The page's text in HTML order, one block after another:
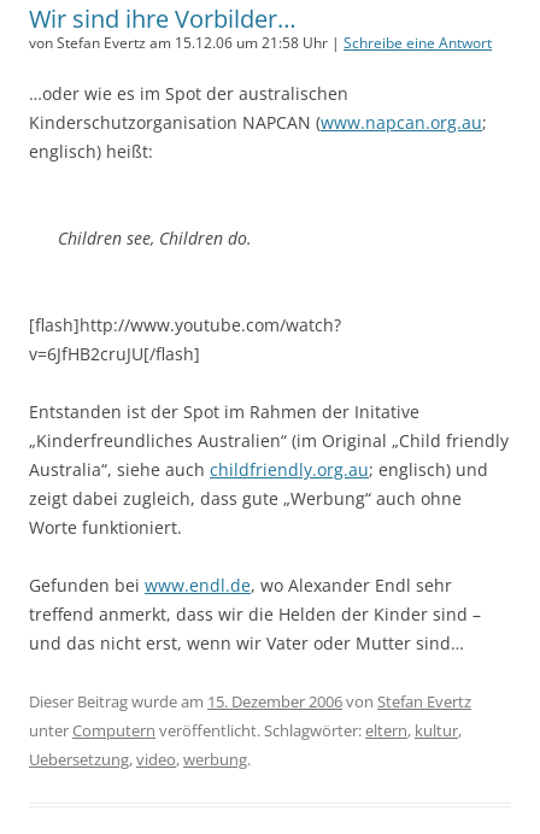
Wir sind ihre Vorbilder…
von Stefan Evertz am 15.12.06 um 21:58 Uhr | Schreibe eine Antwort
…oder wie es im Spot der australischen
Kinderschutzorganisation NAPCAN (www.napcan.org.au;
englisch) heißt:
Children see, Children do.
[flash]http://www.youtube.com/watch?
v=6JfHB2cruJU[/flash]
Entstanden ist der Spot im Rahmen der Initative
„Kinderfreundliches Australien“ (im Original „Child friendly
Australia“, siehe auch childfriendly.org.au; englisch) und
zeigt dabei zugleich, dass gute „Werbung“ auch ohne
Worte funktioniert.
Gefunden bei www.endl.de, wo Alexander Endl sehr
treffend anmerkt, dass wir die Helden der Kinder sind –
und das nicht erst, wenn wir Vater oder Mutter sind…
Dieser Beitrag wurde am 15. Dezember 2006von Stefan Evertz
unterComputern veröffentlicht. Schlagwörter:eltern, kultur,
Uebersetzung,video,werbung.